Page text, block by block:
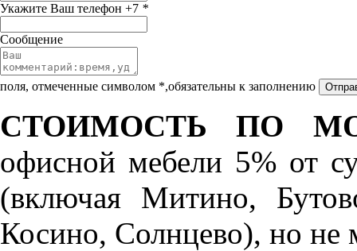
Укажите Ваш телефон +7 *
Сообщение
поля, отмеченные символом *,обязательны к заполнению
СТОИМОСТЬ ПО
офисной мебели 5% от
(включая Митино,
Косино, Солнцево), но не